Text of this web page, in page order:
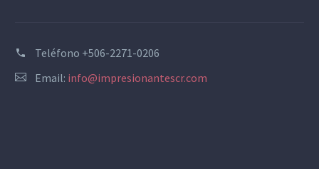
Teléfono +506-2271-0206
Email: info@impresionantescr.com